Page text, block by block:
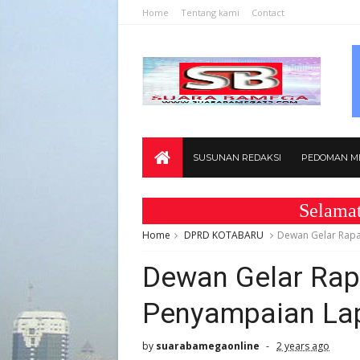
Home Tentang kami Contact
SUSUNAN REDAKSI PEDOMAN
Selamat
Home DPRD KOTABARU Dewan Gelar
Dewan Gelar
Penyampaian
by suarabamegaonline 2 years ago